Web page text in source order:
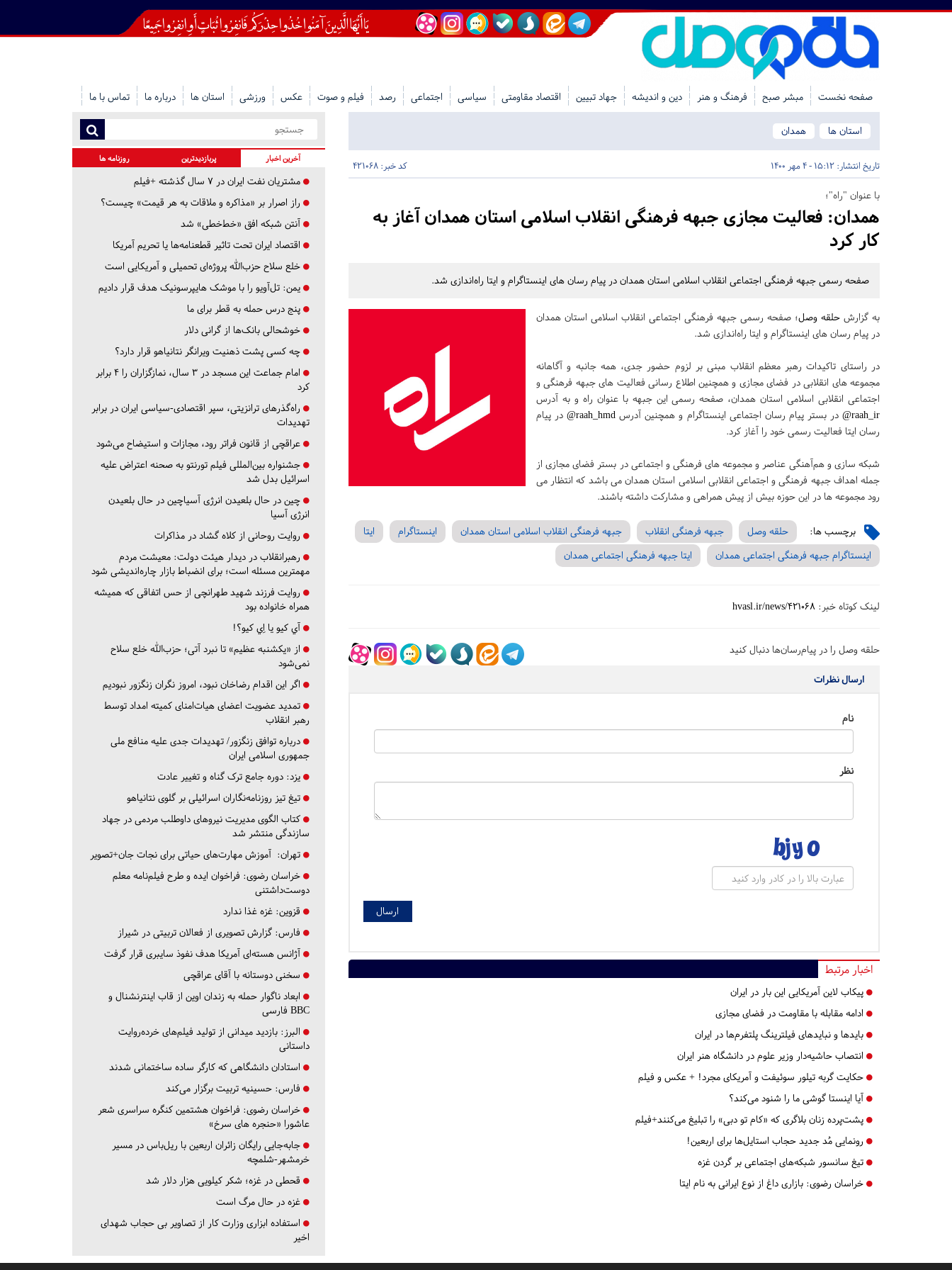
صفحه نخست مبشر صبح فرهنگ و هنر دین و اندیشه جهاد تبیین اقتصاد مقاومتی سیاسی اجتماعی رصد فیلم و صوت عکس ورزشی استان ها درباره ما تماس با ما
استان ها همدان
تاریخ انتشار: 15:12 - 4 مهر 1400 کد خبر: 421068
با عنوان "راه"؛
همدان: فعالیت مجازی جبهه فرهنگی انقلاب اسلامی استان همدان آغاز به
کار کرد
صفحه رسمی جبهه فرهنگی اجتماعی انقلاب اسلامی استان همدان در پیام رسان های اینستاگرام و ایتا راه‌اندازی شد.
به گزارش حلقه وصل؛ صفحه رسمی جبهه فرهنگی اجتماعی انقلاب اسلامی استان همدان
در پیام رسان های اینستاگرام و ایتا راه‌اندازی شد.
در راستای تاکیدات رهبر معظم انقلاب مبنی بر لزوم حضور جدی، همه جانبه و آگاهانه
مجموعه های انقلابی در فضای مجازی و همچنین اطلاع رسانی فعالیت های جبهه فرهنگی و
اجتماعی انقلابی اسلامی استان همدان، صفحه رسمی این جبهه با عنوان راه و به آدرس
raah_ir@
در بستر پیام رسان اجتماعی اینستاگرام و همچنین آدرس raah_hmd@
در پیام
رسان ایتا فعالیت رسمی خود را آغاز کرد.
شبکه سازی و هم‌آهنگی عناصر و مجموعه های فرهنگی و اجتماعی در بستر فضای مجازی از
جمله اهداف جبهه فرهنگی و اجتماعی انقلابی اسلامی استان همدان می باشد که انتظار می
رود مجموعه ها در این حوزه بیش از پیش همراهی و مشارکت داشته باشند.
برچسب ها: حلقه وصل جبهه فرهنگی انقلاب جبهه فرهنگی انقلاب اسلامی استان همدان اینستاگرام
ایتا
اینستاگرام جبهه فرهنگی اجتماعی همدان
ایتا جبهه فرهنگی اجتماعی همدان
لینک کوتاه خبر: hvasl.ir/news/421068
حلقه وصل را در پیام‌رسان‌ها دنبال کنید
ارسال نظرات
نام
نظر
اخبار مرتبط
پیکاب لاین آمریکایی این بار در ایران
ادامه مقابله با مقاومت در فضای مجازی
بایدها و نبایدهای فیلترینگ پلتفرم‌ها در ایران
انتصاب حاشیه‌دار وزیر علوم در دانشگاه هنر ایران
حکایت گربه تیلور سوئیفت و آمریکای مجرد! + عکس و فیلم
آیا اینستا گوشی ما را شنود می‌کند؟
پشت‌پرده زنان بلاگری که «کام تو دبی»‌ را تبلیغ می‌کنند+فیلم
رونمایی مُد جدید حجاب استایل‌ها برای اربعین!
تیغ سانسور شبکه‌های اجتماعی بر گردن غزه
خراسان رضوی: بازاری داغ از نوع ایرانی به نام ایتا
آخرین اخبار پربازدیدترین روزنامه ها
مشتریان نفت ایران در ۷ سال گذشته +فیلم
راز اصرار بر «مذاکره و ملاقات به هر قیمت» چیست؟
آنتن شبکه افق «خط‌خطی» شد
اقتصاد ایران تحت تاثیر قطعنامه‌ها یا تحریم‌ آمریکا
خلع سلاح حزب‌الله پروژه‌ای تحمیلی و آمریکایی است
یمن: تل‌آویو را با موشک هایپرسونیک هدف قرار دادیم
پنج درس‌ حمله به قطر برای ما
خوشحالی بانک‌ها از گرانی دلار
چه کسی پشت ذهنیت ویرانگر نتانیاهو قرار دارد؟
امام جماعت این مسجد در ۳ سال، نمازگزاران را ۴ برابر
کرد
راه‌گذرهای ترانزیتی، سپر اقتصادی-سیاسی ایران در برابر
تهدیدات
عراقچی از قانون فراتر رود، مجازات و استیضاح می‌شود
جشنواره بین‌المللی فیلم تورنتو به صحنه اعتراض علیه
اسرائیل بدل شد
چین در حال بلعیدن انرژی آسیاچین در حال بلعیدن
انرژی آسیا
روایت روحانی از کلاه گشاد در مذاکرات
رهبرانقلاب در دیدار هیئت دولت: معیشت مردم
مهمترین مسئله است؛ برای انضباط بازار چاره‌اندیشی شود
روایت فرزند شهید طهرانچی از حس اتفاقی که همیشه
همراه خانواده بود
آي كيو يا اِي كيو؟!
از «یکشنبه عظیم» تا نبرد آتی؛ حزب‌الله خلع سلاح
نمی‌شود
اگر این اقدام رضاخان نبود، امروز نگران زنگزور نبودیم
تمدید عضویت اعضای هیات‌امنای کمیته امداد توسط
رهبر انقلاب
درباره توافق زنگزور/ تهدیدات جدی علیه منافع ملی
جمهوری اسلامی ایران
یزد: دوره جامع ترک گناه و تغییر عادت
تیغ تیز روزنامه‌نگاران اسرائیلی بر گلوی نتانیاهو
کتاب الگوی مدیریت نیروهای داوطلب مردمی در جهاد
سازندگی منتشر شد
تهران: آموزش مهارت‌های حیاتی برای نجات جان+تصویر
خراسان رضوی: فراخوان ایده و طرح فیلم‌نامه معلم
دوست‌داشتنی
قزوین: غزه غذا ندارد
فارس: گزارش تصویری از فعالان تربیتی در شیراز
آژانس هسته‌ای آمریکا هدف نفوذ سایبری قرار گرفت
سخنی دوستانه با آقای عراقچی
ابعاد ناگوار حمله به زندان اوین از قاب اینترنشنال و
BBC فارسی
البرز: بازدید میدانی از تولید فیلم‌های خرده‌روایت
داستانی
استادان دانشگاهی که کارگر ساده ساختمانی شدند
فارس: حسینیه تربیت برگزار می‌کند
خراسان رضوی: فراخوان هشتمین کنگره سراسری شعر
عاشورا «حنجره های سرخ»
جابه‌جایی رایگان زائران اربعین با ریل‌باس در مسیر
خرمشهر-شلمچه
قحطی در غزه؛ شکر کیلویی هزار دلار شد
غزه در حال مرگ است
استفاده ابزاری وزارت کار از تصاویر بی حجاب شهدای
اخیر